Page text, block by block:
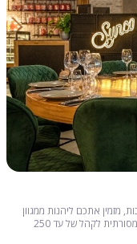
מזמין אתכם ליהנות ממגוון
רחב של פתרונות אירוח המותאמים לאירועי וטקסי חינה מסורתית לקהל של עד 250